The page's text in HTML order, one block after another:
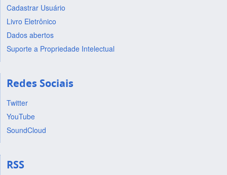
Cadastrar Usuário
Livro Eletrônico
Dados abertos
Suporte a Propriedade Intelectual
Redes Sociais
Twitter
YouTube
SoundCloud
RSS